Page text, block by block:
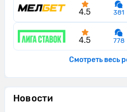
32'
Сельта
своей половине
32'
Сельта
половине поля
Сельта
половине поля
4.5 381
4.5 778
Смотреть весь
Новости